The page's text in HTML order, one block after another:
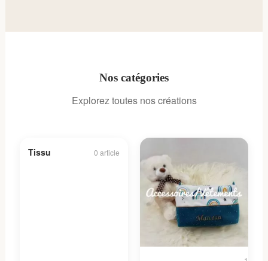
Nos catégories
Explorez toutes nos créations
Tissu 0 article